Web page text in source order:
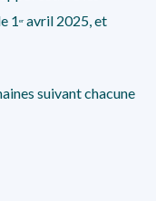
1 er avril 2025, et
suivant chacune